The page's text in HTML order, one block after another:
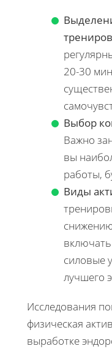
20-30
Выбор
Важно
вы
работы,
Виды
включать
силовые
лучшего
Исследования
физическая
выработке